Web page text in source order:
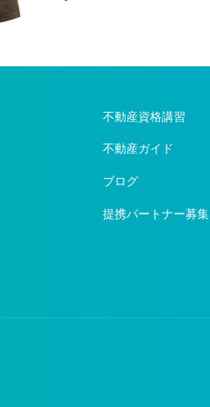
不動産資格講習
不動産ガイド
ブログ
提携パートナー募集